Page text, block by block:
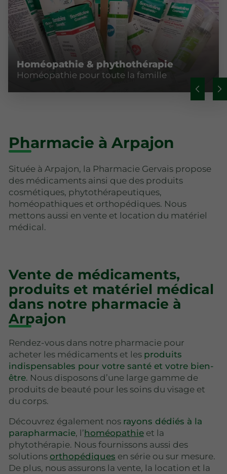
Homéopathie & phythothérapie
Homéopathie pour toute la famille
Pharmacie à Arpajon
Située à Arpajon, la Pharmacie Gervais propose
des médicaments ainsi que des produits
cosmétiques, phytothérapeutiques,
homéopathiques et orthopédiques. Nous
mettons aussi en vente et location du matériel
médical.
Vente de médicaments,
produits et matériel médical
dans notre pharmacie à
Arpajon
Rendez-vous dans notre pharmacie pour
acheter les médicaments et les produits
indispensables pour votre santé et votre bien-
être. Nous disposons d’une large gamme de
produits de beauté pour les soins du visage et
du corps.
Découvrez également nos rayons dédiés à la
parapharmacie, l’homéopathie et la
phytothérapie. Nous fournissons aussi des
solutions orthopédiques en série ou sur mesure.
De plus, nous assurons la vente, la location et la